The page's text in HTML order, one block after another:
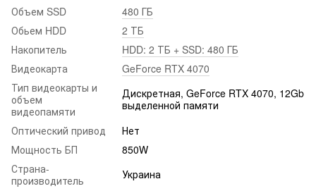
Объем SSD
480 ГБ
Обьем HDD
2 ТБ
Накопитель
HDD: 2 ТБ + SSD: 480 ГБ
Видеокарта
GeForce RTX 4070
Тип видеокарты и
объем
видеопамяти
Дискретная, GeForce RTX 4070, 12Gb
выделенной памяти
Оптический привод
Нет
Мощность БП
850W
Страна-
производитель
Украина